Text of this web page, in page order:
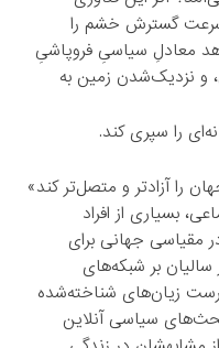
گسترش خشم را
معادلِ سیاسیِ فروپاشیِ
و نزدیک‌شدن زمین به
را سپری کند.
را آزادتر و متصل‌تر کند»
بسیاری از افراد
مقیاسی جهانی برای
بر شبکه‌های
زیان‌های شناخته‌شده
سیاسی آنلاین